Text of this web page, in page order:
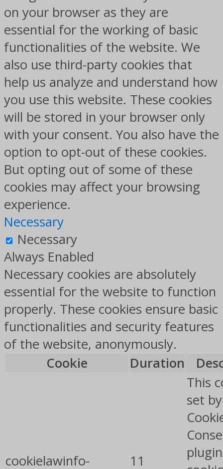
on your browser as they are
essential for the working of basic
functionalities of the website. We
also use third-party cookies that
help us analyze and understand how
you use this website. These cookies
will be stored in your browser only
with your consent. You also have the
option to opt-out of these cookies.
But opting out of some of these
cookies may affect your browsing
experience.
Necessary
Necessary
Always Enabled
Necessary cookies are absolutely
essential for the website to function
properly. These cookies ensure basic
functionalities and security features
of the website, anonymously.
Cookie
Duration
cookielawinfo-
11
This
set